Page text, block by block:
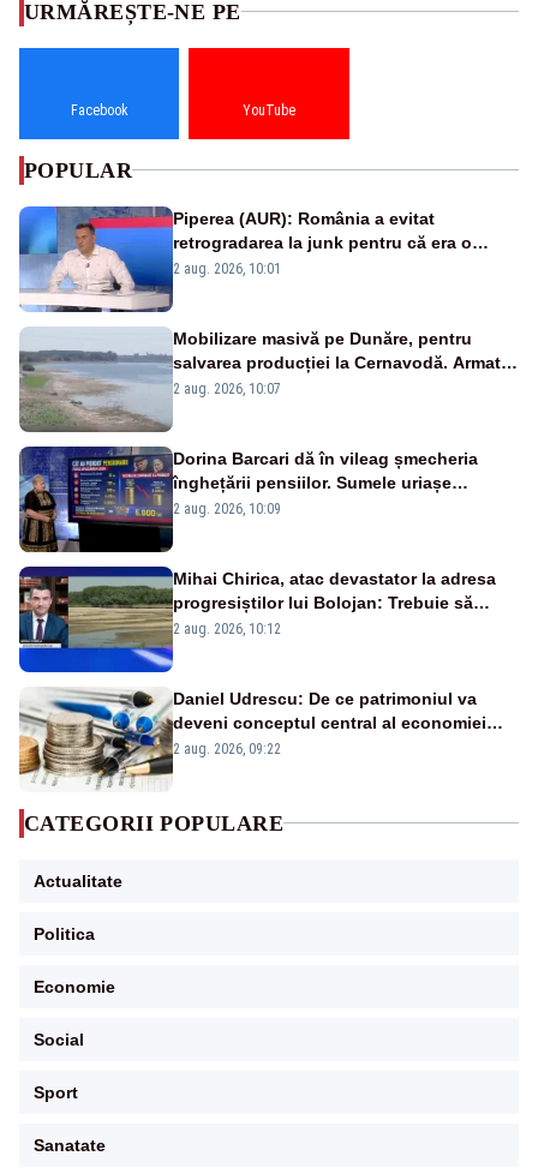
URMĂREȘTE-NE PE
Facebook YouTube
POPULAR
Piperea (AUR): România a evitat
retrogradarea la junk pentru că era o
catastrofă pentru bănci și fondurile de
2 aug. 2026, 10:01
Mobilizare masivă pe Dunăre, pentru
salvarea producției la Cernavodă. Armata
va detona o stâncă și va devia apa
2 aug. 2026, 10:07
Dorina Barcari dă în vileag șmecheria
înghețării pensiilor. Sumele uriașe
pierdute de fiecare român
2 aug. 2026, 10:09
Mihai Chirica, atac devastator la adresa
progresiștilor lui Bolojan: Trebuie să
protejăm și natura, dar nu șținem omaneii
2 aug. 2026, 10:12
Daniel Udrescu: De ce patrimoniul va
deveni conceptul central al economiei
viitoare?
2 aug. 2026, 09:22
CATEGORII POPULARE
Actualitate
Politica
Economie
Social
Sport
Sanatate